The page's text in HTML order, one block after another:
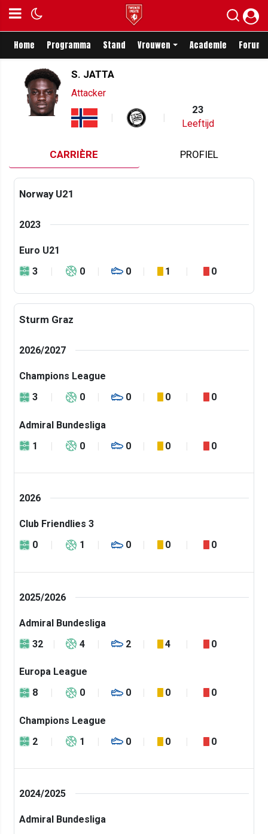
Home Programma Stand Vrouwen Academie Forum
S. JATTA
Attacker
23
Leeftijd
CARRIÈRE PROFIEL
Norway U21
2023
Euro U21
3
0 0 1 0
Sturm Graz
2026/2027
Champions League
3
0 0 0 0
Admiral Bundesliga
1
0 0 0 0
2026
Club Friendlies 3
0
1 0 0 0
2025/2026
Admiral Bundesliga
32
4 2 4 0
Europa League
8
0 0 0 0
Champions League
2
1 0 0 0
2024/2025
Admiral Bundesliga